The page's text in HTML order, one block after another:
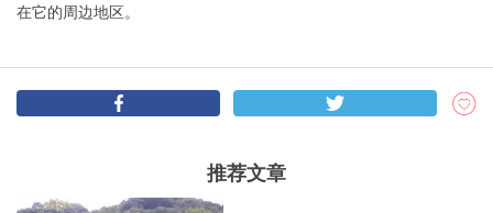
在它的周边地区。
推荐文章